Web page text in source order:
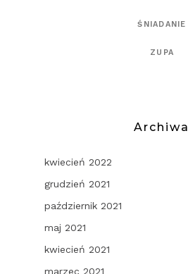
ŚNIADANIE
ZUPA
Archiwa
kwiecień 2022
grudzień 2021
październik 2021
maj 2021
kwiecień 2021
marzec 2021